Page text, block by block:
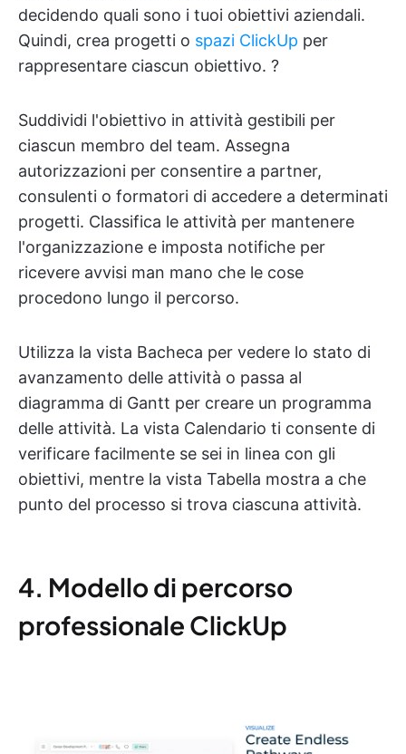
decidendo quali sono i tuoi obiettivi aziendali.
Quindi, crea progetti o spazi ClickUp per
rappresentare ciascun obiettivo. ?
Suddividi l'obiettivo in attività gestibili per
ciascun membro del team. Assegna
autorizzazioni per consentire a partner,
consulenti o formatori di accedere a determinati
progetti. Classifica le attività per mantenere
l'organizzazione e imposta notifiche per
ricevere avvisi man mano che le cose
procedono lungo il percorso.
Utilizza la vista Bacheca per vedere lo stato di
avanzamento delle attività o passa al
diagramma di Gantt per creare un programma
delle attività. La vista Calendario ti consente di
verificare facilmente se sei in linea con gli
obiettivi, mentre la vista Tabella mostra a che
punto del processo si trova ciascuna attività.
4. Modello di percorso
professionale ClickUp